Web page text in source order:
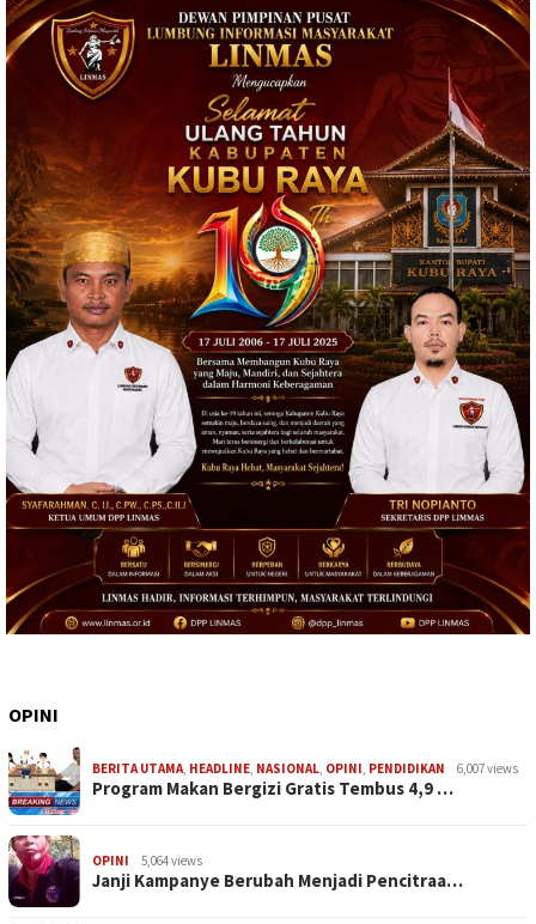
OPINI
BERITA UTAMA, HEADLINE, NASIONAL, OPINI, PENDIDIKAN 6,007 views
Program Makan Bergizi Gratis Tembus 4,9 …
OPINI 5,064 views
Janji Kampanye Berubah Menjadi Pencitraa…